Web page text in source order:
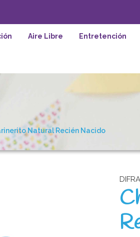
Aire Libre Entretención
Natural Recién Nacido